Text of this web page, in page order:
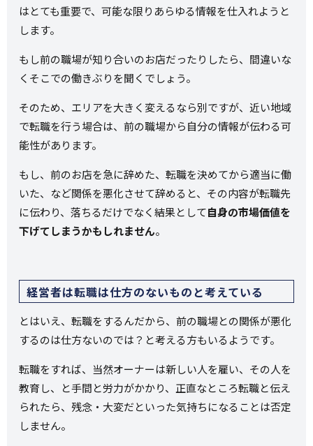
はとても重要で、可能な限りあらゆる情報を仕入れようと
します。
もし前の職場が知り合いのお店だったりしたら、間違いな
くそこでの働きぶりを聞くでしょう。
そのため、エリアを大きく変えるなら別ですが、近い地域
で転職を行う場合は、前の職場から自分の情報が伝わる可
能性があります。
もし、前のお店を急に辞めた、転職を決めてから適当に働
いた、など関係を悪化させて辞めると、その内容が転職先
に伝わり、落ちるだけでなく結果として自身の市場価値を
下げてしまうかもしれません。
経営者は転職は仕方のないものと考えている
とはいえ、転職をするんだから、前の職場との関係が悪化
するのは仕方ないのでは？と考える方もいるようです。
転職をすれば、当然オーナーは新しい人を雇い、その人を
教育し、と手間と労力がかかり、正直なところ転職と伝え
られたら、残念・大変だといった気持ちになることは否定
しません。